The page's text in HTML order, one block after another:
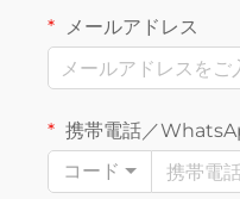
メールアドレス
携帯電話／
コード